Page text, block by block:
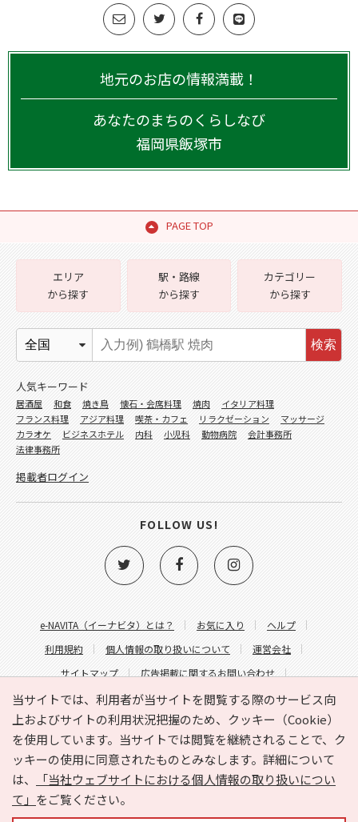
地元のお店の情報満載！
あなたのまちのくらしなび
福岡県飯塚市
PAGE TOP
当サイトでは、利用者が当サイトを閲覧する際のサービス向
上およびサイトの利用状況把握のため、クッキー（Cookie）
を使用しています。当サイトでは閲覧を継続されることで、ク
ッキーの使用に同意されたものとみなします。詳細について
は、
「当社ウェブサイトにおける個人情報の取り扱いについ
て」 をご覧ください。
e-NAVITA（イーナビタ）とは？ お気に入り
ヘルプ
利用規約
個人情報の取り扱いについて
運営会社
サイトマップ
広告掲載に関するお問い合わせ
サイトの内容に関するお問い合わせ
エリア
から探す
駅・路線
から探す
カテゴリー
から探す
検索
人気キーワード
居酒屋 和食 焼き鳥 懐石・会席料理 焼肉
イタリア料理
フランス料理
アジア料理 喫茶・カフェ リラクゼーション
マッサージ
カラオケ
ビジネスホテル 内科 小児科 動物病院
会計事務所
法律事務所
掲載者ログイン
FOLLOW US!
Copyright © HYOJITO.Co.,Ltd. All Rights Reserved.